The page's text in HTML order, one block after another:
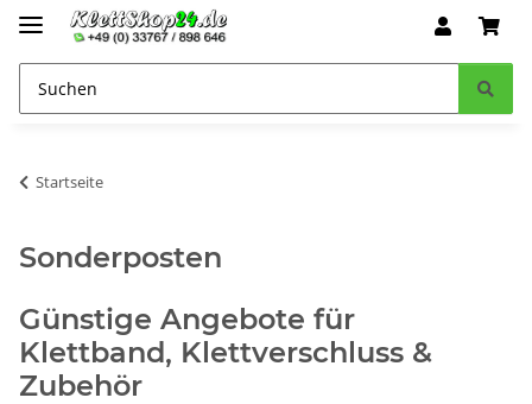
Startseite
Sonderposten
Günstige Angebote für
Klettband, Klettverschluss &
Zubehör